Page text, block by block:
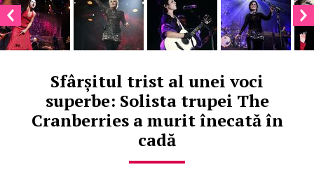
Sfârșitul trist al unei voci
superbe: Solista trupei The
Cranberries a murit înecată în
cadă